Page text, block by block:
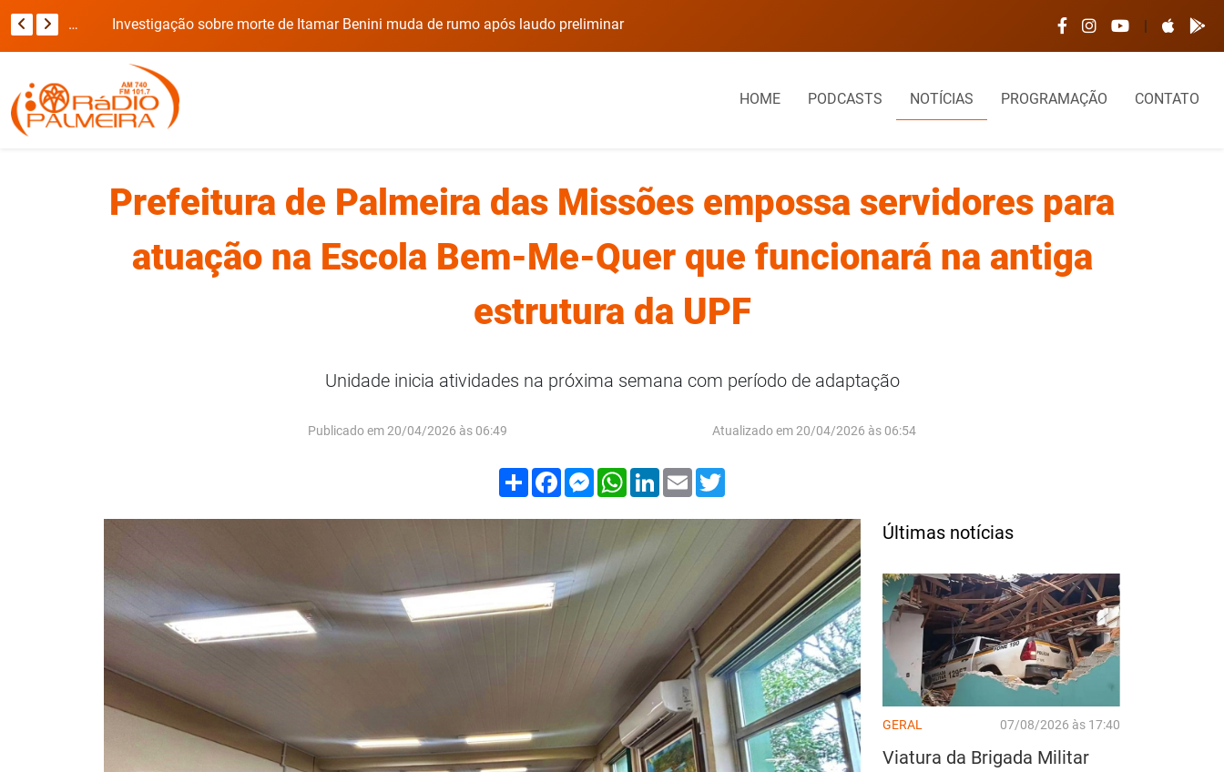
Viatura da Brigada Militar invade casa durante deslocamento para ocorrência com refém no RS Investigação sobre morte de Itamar Benini muda de rumo após laudo preliminar Prédio em Carazinho é interditado após desabamento de parte do telhado|
HOME PODCASTS NOTÍCIAS PROGRAMAÇÃO CONTATO
Prefeitura de Palmeira das Missões empossa servidores para
atuação na Escola Bem-Me-Quer que funcionará na antiga
estrutura da UPF
Unidade inicia atividades na próxima semana com período de adaptação
Publicado em 20/04/2026 às 06:49 Atualizado em 20/04/2026 às 06:54
Compartilhar
FacebookMessenger
WhatsApp
LinkedIn
Email
Últimas notícias
GERAL 07/08/2026 às 17:40
Viatura da Brigada Militar